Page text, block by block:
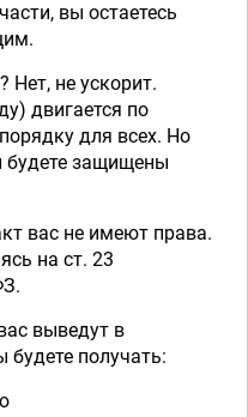
вы остаетесь
Нет, не ускорит.
двигается по
для всех. Но
будете защищены
вас не имеют права.
на ст. 23
выведут в
получать: